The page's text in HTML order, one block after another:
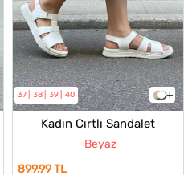
37 38 39 40
Kadın Cırtlı Sandalet
Beyaz
899,99 TL